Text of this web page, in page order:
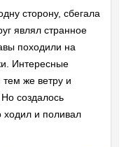
сторону, сбегала
являл странное
походили на
Интересные
же ветру и
создалось
ходил и поливал